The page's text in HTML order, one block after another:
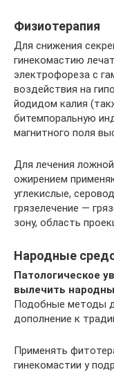
Физиотерапия
Для снижения
гинекомастию
электрофореза с
воздействия на
йодидом калия
битемпоральную
магнитного поля
Для лечения
ожирением
углекислые,
грязелечение —
зону, область
Народные
Патологическое
вылечить
Подобные методы
дополнение к
Применять
гинекомастии у